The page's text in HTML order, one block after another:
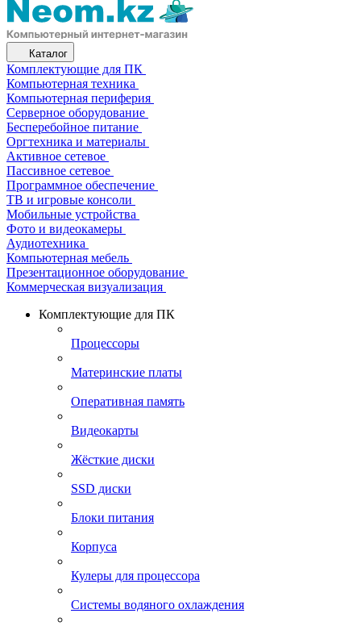
Каталог
Комплектующие для ПК
Компьютерная техника
Компьютерная периферия
Серверное оборудование
Бесперебойное питание
Оргтехника и материалы
Активное сетевое
Пассивное сетевое
Программное обеспечение
ТВ и игровые консоли
Мобильные устройства
Фото и видеокамеры
Аудиотехника
Компьютерная мебель
Презентационное оборудование
Коммерческая визуализация
Комплектующие для ПК
Процессоры
Материнские платы
Оперативная память
Видеокарты
Жёсткие диски
SSD диски
Блоки питания
Корпуса
Кулеры для процессора
Системы водяного охлаждения